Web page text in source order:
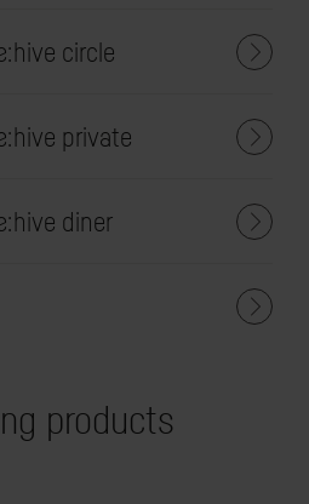
circle
private
diner
products